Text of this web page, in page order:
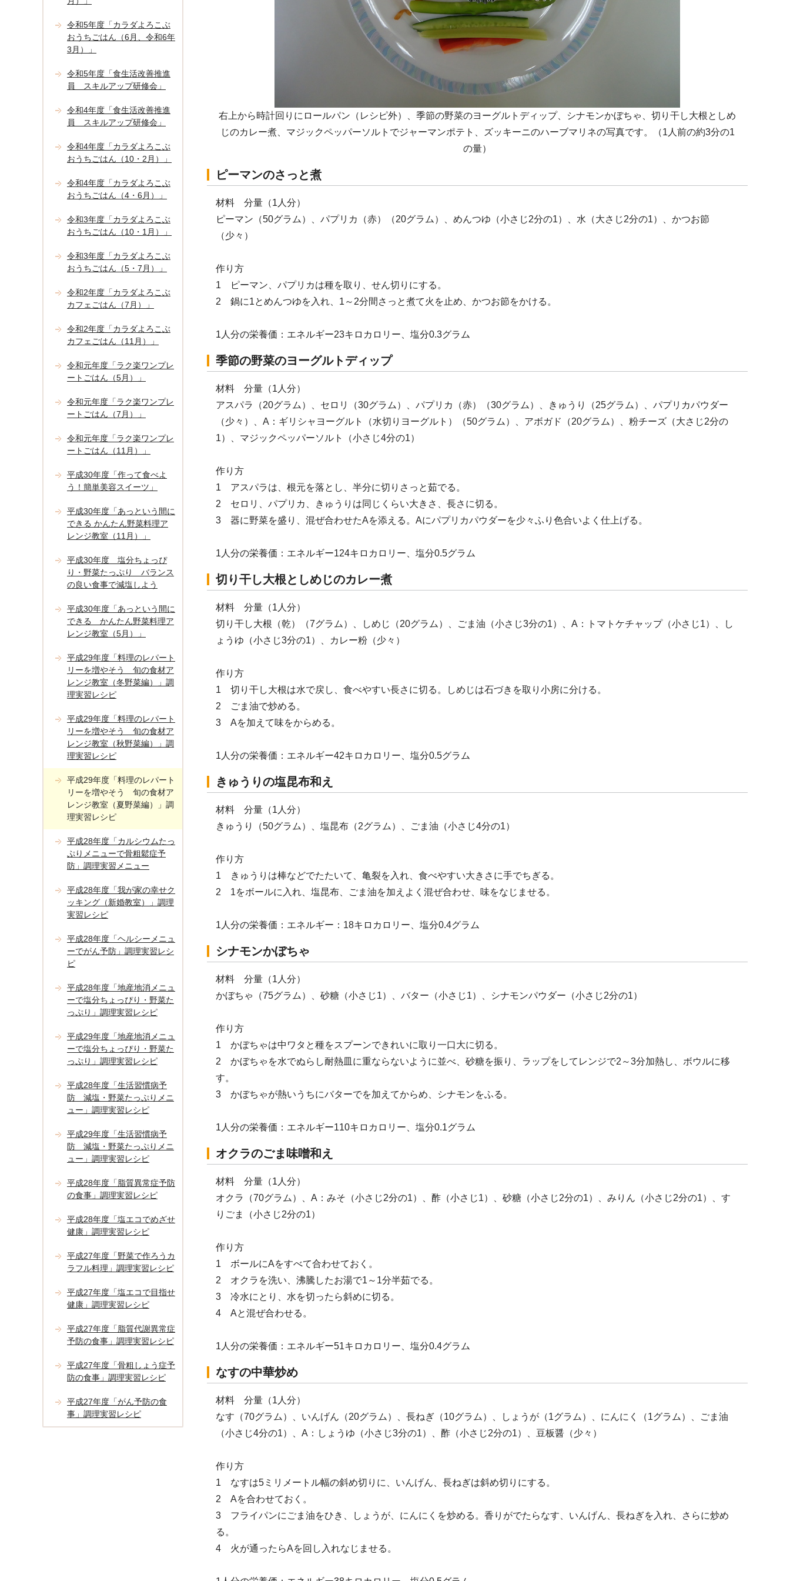
右上から時計回りにロールパン（レシピ外）、季節の野菜のヨーグルトディップ、シナモンかぼちゃ、切り干し大根としめ
じのカレー煮、マジックペッパーソルトでジャーマンポテト、ズッキーニのハーブマリネの写真です。（1人前の約3分の1
の量）
ピーマンのさっと煮
材料 分量（1人分）
ピーマン（50グラム）、パプリカ（赤）（20グラム）、めんつゆ（小さじ2分の1）、水（大さじ2分の1）、かつお節
（少々）
作り方
1 ピーマン、パプリカは種を取り、せん切りにする。
2 鍋に1とめんつゆを入れ、1～2分間さっと煮て火を止め、かつお節をかける。
1人分の栄養価：エネルギー23キロカロリー、塩分0.3グラム
季節の野菜のヨーグルトディップ
材料 分量（1人分）
アスパラ（20グラム）、セロリ（30グラム）、パプリカ（赤）（30グラム）、きゅうり（25グラム）、パプリカパウダー
（少々）、A：ギリシャヨーグルト（水切りヨーグルト）（50グラム）、アボガド（20グラム）、粉チーズ（大さじ2分の
1）、マジックペッパーソルト（小さじ4分の1）
作り方
1 アスパラは、根元を落とし、半分に切りさっと茹でる。
2 セロリ、パプリカ、きゅうりは同じくらい大きさ、長さに切る。
3 器に野菜を盛り、混ぜ合わせたAを添える。Aにパプリカパウダーを少々ふり色合いよく仕上げる。
1人分の栄養価：エネルギー124キロカロリー、塩分0.5グラム
切り干し大根としめじのカレー煮
材料 分量（1人分）
切り干し大根（乾）（7グラム）、しめじ（20グラム）、ごま油（小さじ3分の1）、A：トマトケチャップ（小さじ1）、し
ょうゆ（小さじ3分の1）、カレー粉（少々）
作り方
1 切り干し大根は水で戻し、食べやすい長さに切る。しめじは石づきを取り小房に分ける。
2 ごま油で炒める。
3 Aを加えて味をからめる。
1人分の栄養価：エネルギー42キロカロリー、塩分0.5グラム
きゅうりの塩昆布和え
材料 分量（1人分）
きゅうり（50グラム）、塩昆布（2グラム）、ごま油（小さじ4分の1）
作り方
1 きゅうりは棒などでたたいて、亀裂を入れ、食べやすい大きさに手でちぎる。
2 1をボールに入れ、塩昆布、ごま油を加えよく混ぜ合わせ、味をなじませる。
1人分の栄養価：エネルギー：18キロカロリー、塩分0.4グラム
シナモンかぼちゃ
材料 分量（1人分）
かぼちゃ（75グラム）、砂糖（小さじ1）、バター（小さじ1）、シナモンパウダー（小さじ2分の1）
作り方
1 かぼちゃは中ワタと種をスプーンできれいに取り一口大に切る。
2 かぼちゃを水でぬらし耐熱皿に重ならないように並べ、砂糖を振り、ラップをしてレンジで2～3分加熱し、ボウルに移
す。
3 かぼちゃが熱いうちにバターでを加えてからめ、シナモンをふる。
1人分の栄養価：エネルギー110キロカロリー、塩分0.1グラム
オクラのごま味噌和え
材料 分量（1人分）
オクラ（70グラム）、A：みそ（小さじ2分の1）、酢（小さじ1）、砂糖（小さじ2分の1）、みりん（小さじ2分の1）、す
りごま（小さじ2分の1）
作り方
1 ボールにAをすべて合わせておく。
2 オクラを洗い、沸騰したお湯で1～1分半茹でる。
3 冷水にとり、水を切ったら斜めに切る。
4 Aと混ぜ合わせる。
1人分の栄養価：エネルギー51キロカロリー、塩分0.4グラム
なすの中華炒め
材料 分量（1人分）
なす（70グラム）、いんげん（20グラム）、長ねぎ（10グラム）、しょうが（1グラム）、にんにく（1グラム）、ごま油
（小さじ4分の1）、A：しょうゆ（小さじ3分の1）、酢（小さじ2分の1）、豆板醤（少々）
作り方
1 なすは5ミリメートル幅の斜め切りに、いんげん、長ねぎは斜め切りにする。
2 Aを合わせておく。
3 フライパンにごま油をひき、しょうが、にんにくを炒める。香りがでたらなす、いんげん、長ねぎを入れ、さらに炒め
る。
4 火が通ったらAを回し入れなじませる。
令和5年度「カラダよろこぶ
おうちごはん（6月、令和6年
3月）」
令和5年度「食生活改善推進
員 スキルアップ研修会」
令和4年度「食生活改善推進
員 スキルアップ研修会」
令和4年度「カラダよろこぶ
おうちごはん（10・2月）」
令和4年度「カラダよろこぶ
おうちごはん（4・6月）」
令和3年度「カラダよろこぶ
おうちごはん（10・1月）」
令和3年度「カラダよろこぶ
おうちごはん（5・7月）」
令和2年度「カラダよろこぶ
カフェごはん（7月）」
令和2年度「カラダよろこぶ
カフェごはん（11月）」
令和元年度「ラク楽ワンプレ
ートごはん（5月）」
令和元年度「ラク楽ワンプレ
ートごはん（7月）」
令和元年度「ラク楽ワンプレ
ートごはん（11月）」
平成30年度「作って食べよ
う！簡単美容スイーツ」
平成30年度「あっという間に
できる かんたん野菜料理ア
レンジ教室（11月）」
平成30年度 塩分ちょっぴ
り・野菜たっぷり バランス
の良い食事で減塩しよう
平成30年度「あっという間に
できる かんたん野菜料理ア
レンジ教室（5月）」
平成29年度「料理のレパート
リーを増やそう 旬の食材ア
レンジ教室（冬野菜編）」調
理実習レシピ
平成29年度「料理のレパート
リーを増やそう 旬の食材ア
レンジ教室（秋野菜編）」調
理実習レシピ
平成29年度「料理のレパート
リーを増やそう 旬の食材ア
レンジ教室（夏野菜編）」調
理実習レシピ
平成28年度「カルシウムたっ
ぷりメニューで骨粗鬆症予
防」調理実習メニュー
平成28年度「我が家の幸せク
ッキング（新婚教室）」調理
実習レシピ
平成28年度「ヘルシーメニュ
ーでがん予防」調理実習レシ
ピ
平成28年度「地産地消メニュ
ーで塩分ちょっぴり・野菜た
っぷり」調理実習レシピ
平成29年度「地産地消メニュ
ーで塩分ちょっぴり・野菜た
っぷり」調理実習レシピ
平成28年度「生活習慣病予
防 減塩・野菜たっぷりメニ
ュー」調理実習レシピ
平成29年度「生活習慣病予
防 減塩・野菜たっぷりメニ
ュー」調理実習レシピ
平成28年度「脂質異常症予防
の食事」調理実習レシピ
平成28年度「塩エコでめざせ
健康」調理実習レシピ
平成27年度「野菜で作ろうカ
ラフル料理」調理実習レシピ
平成27年度「塩エコで目指せ
健康」調理実習レシピ
平成27年度「脂質代謝異常症
予防の食事」調理実習レシピ
平成27年度「骨粗しょう症予
防の食事」調理実習レシピ
平成27年度「がん予防の食
事」調理実習レシピ